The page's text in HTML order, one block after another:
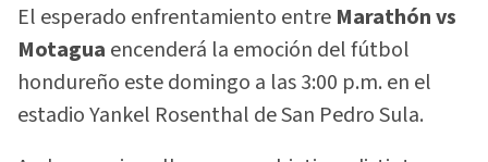
El esperado enfrentamiento entre Marathón vs
Motagua encenderá la emoción del fútbol
hondureño este domingo a las 3:00 p.m. en el
estadio Yankel Rosenthal de San Pedro Sula.